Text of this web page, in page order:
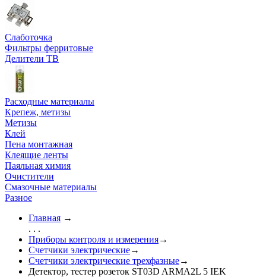
Слаботочка
Фильтры ферритовые
Делители ТВ
Расходные материалы
Крепеж, метизы
Метизы
Клей
Пена монтажная
Клеящие ленты
Паяльная химия
Очистители
Смазочные материалы
Разное
Главная →
. . .
Приборы контроля и измерения→
Счетчики электрические→
Счетчики электрические трехфазные→
Детектор, тестер розеток ST03D ARMA2L 5 IEK